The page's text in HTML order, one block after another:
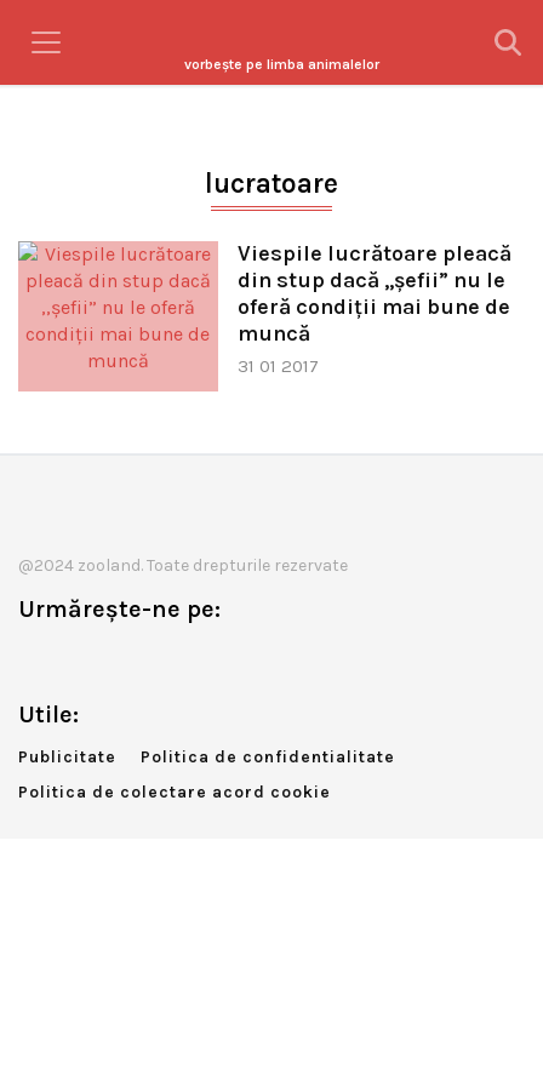
vorbeşte pe limba animalelor
lucratoare
Viespile lucrătoare pleacă
din stup dacă ,,şefii” nu le
oferă condiţii mai bune de
muncă
31 01 2017
@2024 zooland. Toate drepturile rezervate
Urmărește-ne pe:
Utile:
Publicitate
Politica de confidentialitate
Politica de colectare acord cookie